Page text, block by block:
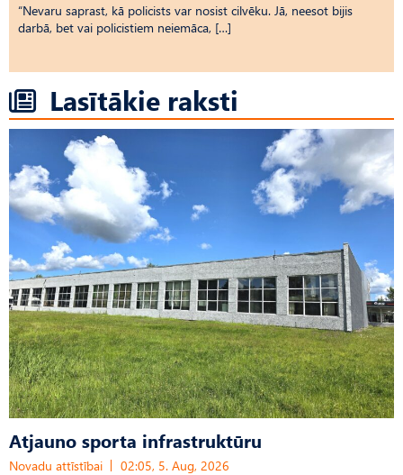
“Nevaru saprast, kā policists var nosist cilvēku. Jā, neesot bijis
darbā, bet vai policistiem neiemāca, […]
Lasītākie raksti
Atjauno sporta infrastruktūru
Novadu attīstībai 02:05, 5. Aug, 2026